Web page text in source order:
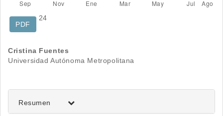
24
PDF
Contenido
del
artículo
Cristina Fuentes
Universidad Autónoma Metropolitana
Resumen